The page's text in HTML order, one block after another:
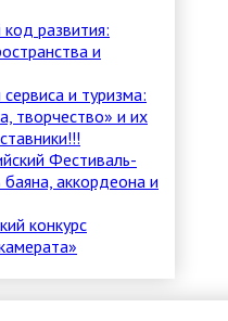
развития:
и
и туризма:
творчество» и их
Фестиваль-
аккордеона и
конкурс